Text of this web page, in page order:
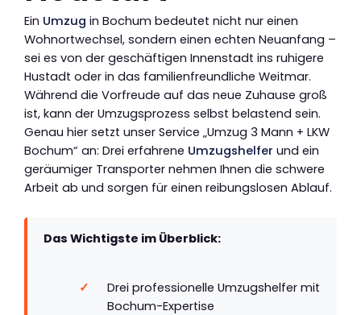
Ein Umzug in Bochum bedeutet nicht nur einen
Wohnortwechsel, sondern einen echten Neuanfang –
sei es von der geschäftigen Innenstadt ins ruhigere
Hustadt oder in das familienfreundliche Weitmar.
Während die Vorfreude auf das neue Zuhause groß
ist, kann der Umzugsprozess selbst belastend sein.
Genau hier setzt unser Service „Umzug 3 Mann + LKW
Bochum“ an: Drei erfahrene Umzugshelfer und ein
geräumiger Transporter nehmen Ihnen die schwere
Arbeit ab und sorgen für einen reibungslosen Ablauf.
Das Wichtigste im Überblick:
Drei professionelle Umzugshelfer mit
Bochum-Expertise